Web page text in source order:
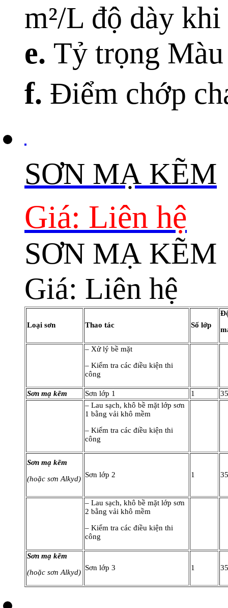
m²/L độ dày
e. Tỷ trọng
f. Điểm chớp
SƠN MẠ KẼM
Giá: Liên hệ
SƠN MẠ KẼM
Giá: Liên hệ
Loại sơn Thao tác Số lớp
– Xử lý bề mặt
– Kiểm tra các điều kiện thi
công
Sơn mạ kẽm Sơn lớp 1 1
– Lau sạch, khô bề mặt lớp sơn
1 bằng vải khô mềm
– Kiểm tra các điều kiện thi
công
Sơn mạ kẽm
(hoặc sơn Alkyd) Sơn lớp 2 1
– Lau sạch, khô bề mặt lớp sơn
2 bằng vải khô mềm
– Kiểm tra các điều kiện thi
công
Sơn mạ kẽm
(hoặc sơn Alkyd)
Sơn lớp 3 1